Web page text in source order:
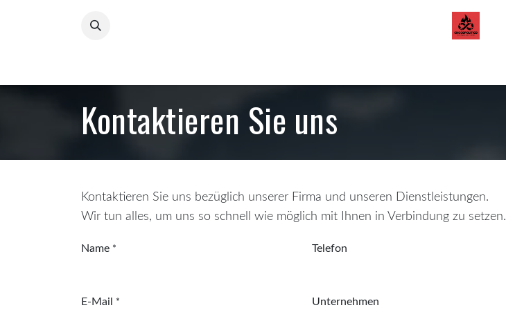
Kontaktieren Sie uns
Kontaktieren Sie uns bezüglich unserer Firma und unseren Dienstleistungen.
Wir tun alles, um uns so schnell wie möglich mit Ihnen in Verbindung zu setzen.
Name * Telefon
E-Mail * Unternehmen